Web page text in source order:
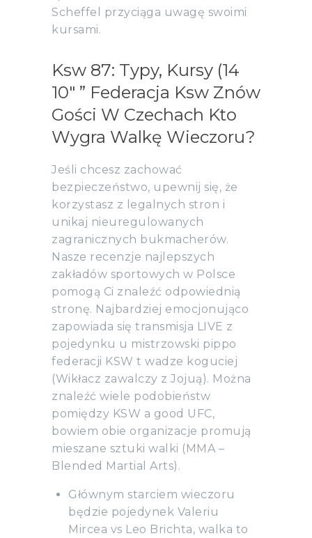
Scheffel przyciąga uwagę swoimi
kursami.
Ksw 87: Typy, Kursy (14
10″ ” Federacja Ksw Znów
Gości W Czechach Kto
Wygra Walkę Wieczoru?
Jeśli chcesz zachować
bezpieczeństwo, upewnij się, że
korzystasz z legalnych stron i
unikaj nieuregulowanych
zagranicznych bukmacherów.
Nasze recenzje najlepszych
zakładów sportowych w Polsce
pomogą Ci znaleźć odpowiednią
stronę. Najbardziej emocjonująco
zapowiada się transmisja LIVE z
pojedynku u mistrzowski pippo
federacji KSW t wadze koguciej
(Wikłacz zawalczy z Jojuą). Można
znaleźć wiele podobieństw
pomiędzy KSW a good UFC,
bowiem obie organizacje promują
mieszane sztuki walki (MMA –
Blended Martial Arts).
Głównym starciem wieczoru
będzie pojedynek Valeriu
Mircea vs Leo Brichta, walka to